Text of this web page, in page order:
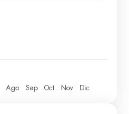
Ago Sep Oct Nov Dic